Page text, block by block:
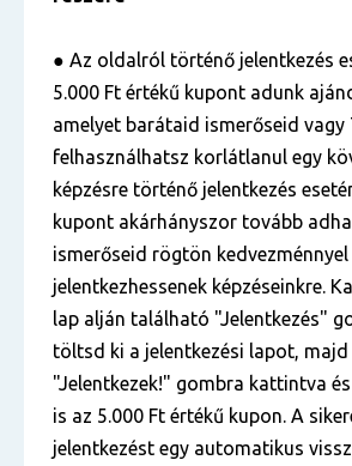
● Az oldalról történő jelentkezés
5.000 Ft értékű kupont adunk
amelyet barátaid ismerőseid vagy
felhasználhatsz korlátlanul egy
képzésre történő jelentkezés
kupont akárhányszor tovább
ismerőseid rögtön kedvezménnyel
jelentkezhessenek képzéseinkre.
lap alján található "Jelentkezés"
töltsd ki a jelentkezési lapot, majd
"Jelentkezek!" gombra kattintva
is az 5.000 Ft értékű kupon. A
jelentkezést egy automatikus